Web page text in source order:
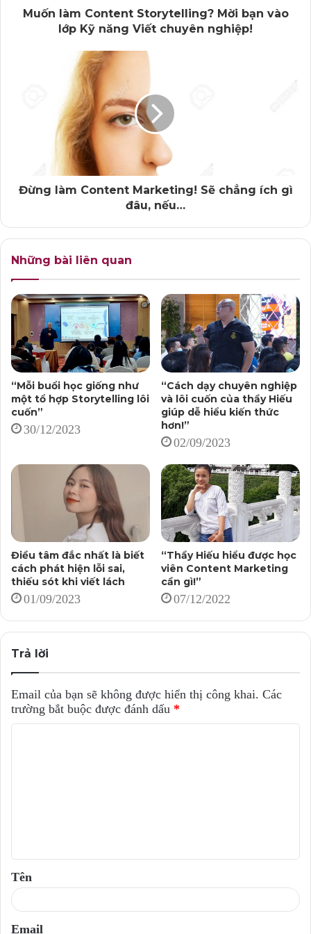
những kịch bản video ấn tượng.
Gửi lại thầy Hiếu một chữ “Wow” – bởi hóa ra viết kịch
bản Video Marketing không hề khó!
Học viên lớp Kịch bản Video Marketing: Như Ngọc –
Muốn làm Content Storytelling? Mời bạn vào
lớp Kỹ năng Viết chuyên nghiệp!
Đừng làm Content Marketing! Sẽ chẳng ích gì
đâu, nếu…
Những bài liên quan
“Mỗi buổi học giống như
một tổ hợp Storytelling lôi
cuốn”
30/12/2023
“Cách dạy chuyên nghiệp
và lôi cuốn của thầy Hiếu
giúp dễ hiểu kiến thức
hơn!”
02/09/2023
Điều tâm đắc nhất là biết
cách phát hiện lỗi sai,
thiếu sót khi viết lách
01/09/2023
“Thầy Hiếu hiểu được học
viên Content Marketing
cần gì!”
07/12/2022
Trả lời
Email của bạn sẽ không được hiển thị công khai. Các
trường bắt buộc được đánh dấu *
ậ
n
*
Tên
Email